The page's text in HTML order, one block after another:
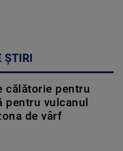
ȘTIRI
călătorie pentru
pentru vulcanul
de vârf